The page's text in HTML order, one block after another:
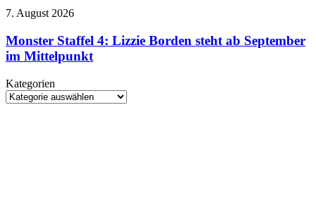
ins
Monster
4:
Lizzie
Borden
ab
September
7. August 2026
Monster Staffel 4: Lizzie Borden steht ab September
im Mittelpunkt
Kategorien
Kategorien